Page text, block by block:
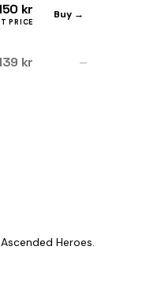
kr
PRICE
Buy →
kr —
Heroes.